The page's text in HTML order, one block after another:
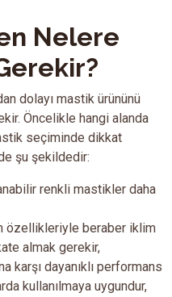
Nelere
dolayı mastik ürününü
Öncelikle hangi alanda
seçiminde dikkat
şu şekildedir:
renkli mastikler daha
özellikleriyle beraber iklim
almak gerekir,
karşı dayanıklı performans
kullanılmaya uygundur,